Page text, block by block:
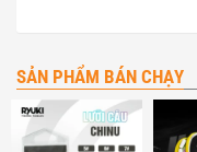
SẢN PHẨM BÁN CHẠY